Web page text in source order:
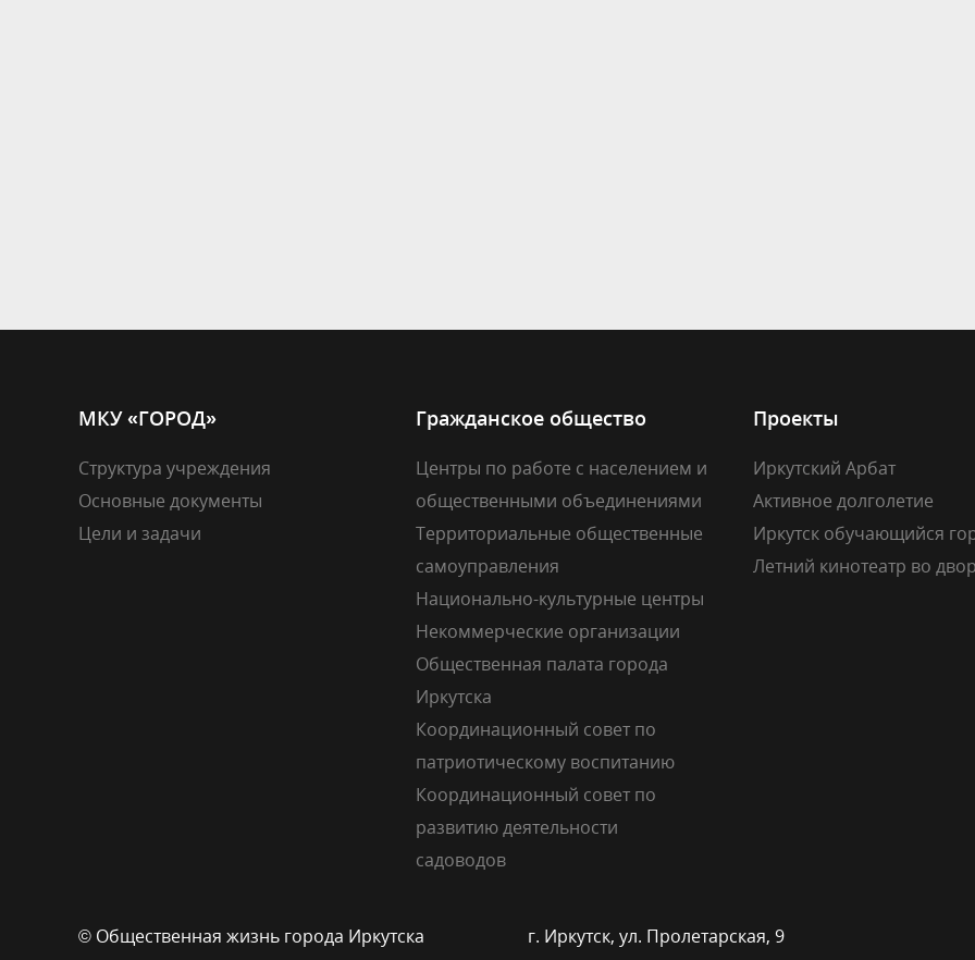
МКУ «ГОРОД»
Структура учреждения
Основные документы
Цели и задачи
Гражданское общество
Центры по работе с населением и
общественными объединениями
Территориальные общественные
самоуправления
Национально-культурные центры
Некоммерческие организации
Общественная палата города
Иркутска
Координационный совет по
патриотическому воспитанию
Координационный совет по
развитию деятельности
садоводов
Проекты
Иркутский Арбат
Активное долголетие
Иркутск обучающийся
Летний кинотеатр во
© Общественная жизнь города Иркутска
г. Иркутск, ул. Пролетарская, 9